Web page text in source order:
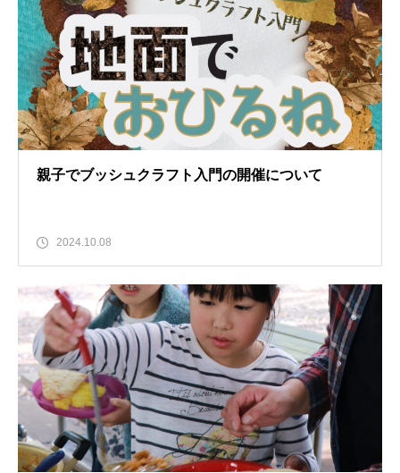
親子でブッシュクラフト入門の開催について
2024.10.08